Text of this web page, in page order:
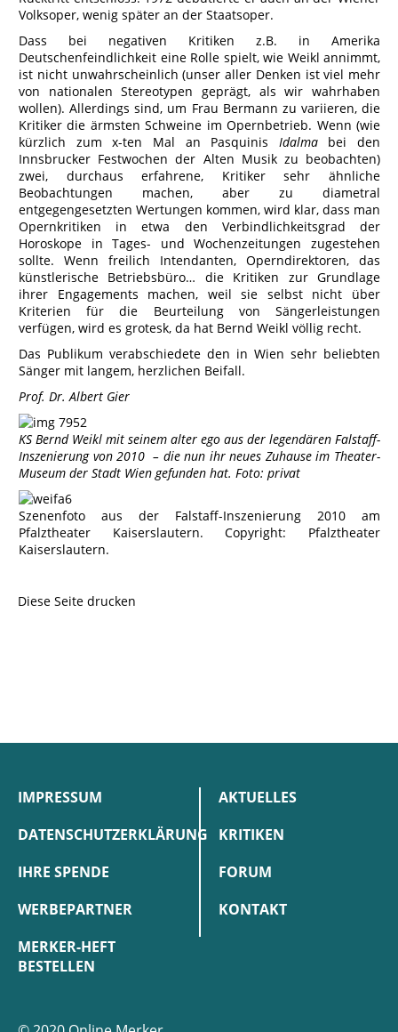
Volksoper, wenig später an der Staatsoper.
Dass bei negativen Kritiken z.B. in Amerika
Deutschenfeindlichkeit eine Rolle spielt, wie Weikl annimmt,
ist nicht unwahrscheinlich (unser aller Denken ist viel mehr
von nationalen Stereotypen geprägt, als wir wahrhaben
wollen). Allerdings sind, um Frau Bermann zu variieren, die
Kritiker die ärmsten Schweine im Opernbetrieb. Wenn (wie
kürzlich zum x-ten Mal an Pasquinis Idalma bei den
Innsbrucker Festwochen der Alten Musik zu beobachten)
zwei, durchaus erfahrene, Kritiker sehr ähnliche
Beobachtungen machen, aber zu diametral
entgegengesetzten Wertungen kommen, wird klar, dass man
Opernkritiken in etwa den Verbindlichkeitsgrad der
Horoskope in Tages- und Wochenzeitungen zugestehen
sollte. Wenn freilich Intendanten, Operndirektoren, das
künstlerische Betriebsbüro… die Kritiken zur Grundlage
ihrer Engagements machen, weil sie selbst nicht über
Kriterien für die Beurteilung von Sängerleistungen
verfügen, wird es grotesk, da hat Bernd Weikl völlig recht.
Das Publikum verabschiedete den in Wien sehr beliebten
Sänger mit langem, herzlichen Beifall.
Prof. Dr. Albert Gier
KS Bernd Weikl mit seinem alter ego aus der legendären Falstaff-
Inszenierung von 2010 – die nun ihr neues Zuhause im Theater-
Museum der Stadt Wien gefunden hat. Foto: privat
Szenenfoto aus der Falstaff-Inszenierung 2010 am
Pfalztheater Kaiserslautern. Copyright: Pfalztheater
Kaiserslautern.
Diese Seite drucken
IMPRESSUM
DATENSCHUTZERKLÄRUNG
IHRE SPENDE
WERBEPARTNER
MERKER-HEFT
BESTELLEN
AKTUELLES
KRITIKEN
FORUM
KONTAKT